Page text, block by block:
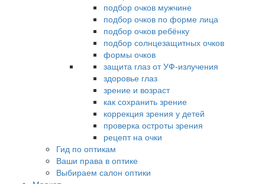
подбор очков мужчине
подбор очков по форме лица
подбор очков ребёнку
подбор солнцезащитных очков
формы очков
защита глаз от УФ-излучения
здоровье глаз
зрение и возраст
как сохранить зрение
коррекция зрения у детей
проверка остроты зрения
рецепт на очки
Гид по оптикам
Ваши права в оптике
Выбираем салон оптики